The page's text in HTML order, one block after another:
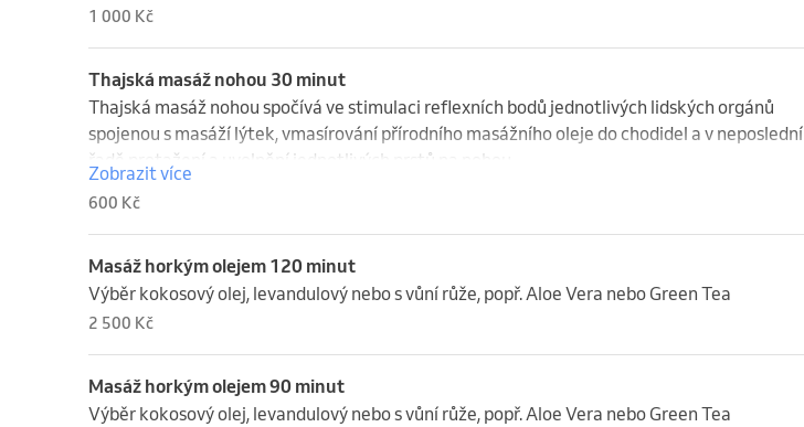
1 000 Kč
Thajská masáž nohou 30 minut
Thajská masáž nohou spočívá ve stimulaci reflexních bodů jednotlivých lidských orgánů
spojenou s masáží lýtek, vmasírování přírodního masážního oleje do chodidel a v neposlední
řadě protažení a uvolnění jednotlivých prstů na nohou.
Zobrazit více
600 Kč
Masáž horkým olejem 120 minut
Výběr kokosový olej, levandulový nebo s vůní růže, popř. Aloe Vera nebo Green Tea
2 500 Kč
Masáž horkým olejem 90 minut
Výběr kokosový olej, levandulový nebo s vůní růže, popř. Aloe Vera nebo Green Tea